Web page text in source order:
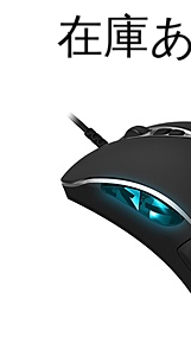
在庫